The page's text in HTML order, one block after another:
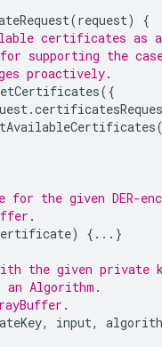
(request)
{
certificates as a
supporting the
proactively.
({
.
for the given DER-
) {...}
the given
Algorithm.
, input,